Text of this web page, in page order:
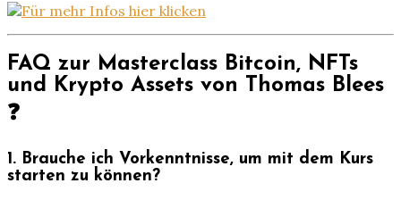
FAQ zur Masterclass Bitcoin, NFTs
und Krypto Assets von Thomas Blees
❓
1. Brauche ich Vorkenntnisse, um mit dem Kurs
starten zu können?